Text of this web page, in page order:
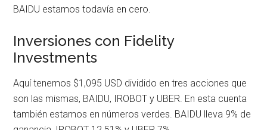
BAIDU estamos todavía en cero.
Inversiones con Fidelity
Investments
Aquí tenemos $1,095 USD dividido en tres acciones que
son las mismas, BAIDU, IROBOT y UBER. En esta cuenta
también estamos en números verdes. BAIDU lleva 9% de